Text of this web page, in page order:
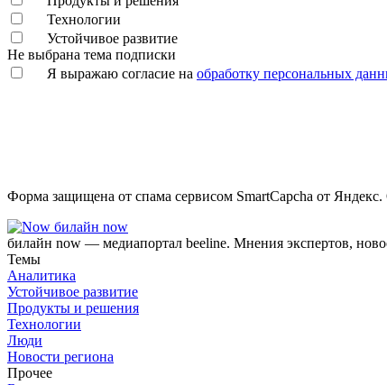
Технологии
Устойчивое развитие
Не выбрана тема подписки
Я выражаю согласие на обработку персональных
Форма защищена от спама сервисом SmartCapcha от Яндекс.
билайн now
билайн now — медиапортал beeline. Мнения экспертов,
Темы
Аналитика
Устойчивое развитие
Продукты и решения
Технологии
Люди
Новости региона
Прочее